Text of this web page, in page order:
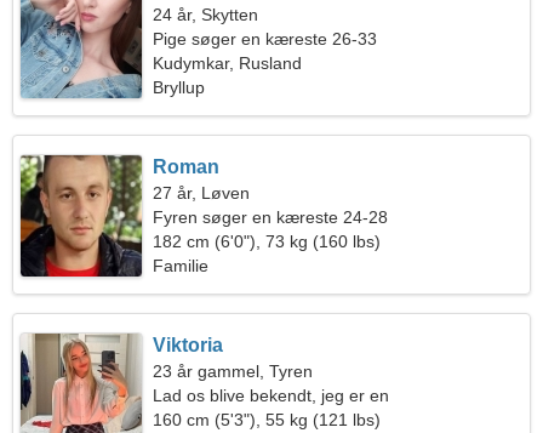
24 år, Skytten
Pige søger en kæreste 26-33
Kudymkar, Rusland
Bryllup
Roman
27 år, Løven
Fyren søger en kæreste 24-28
182 cm (6'0"), 73 kg (160 lbs)
Familie
Viktoria
23 år gammel, Tyren
Lad os blive bekendt, jeg er en
temperamentsfuld kvinde
160 cm (5'3"), 55 kg (121 lbs)